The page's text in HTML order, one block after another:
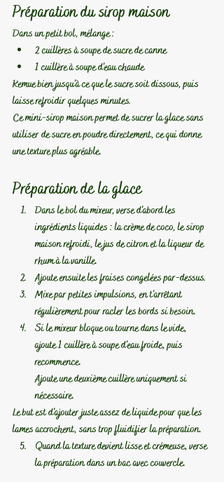
Préparation du sirop maison
Dans un petit bol, mélange :
2 cuillères à soupe de sucre de canne
1 cuillère à soupe d’eau chaude
Remue bien jusqu’à ce que le sucre soit dissous, puis
laisse refroidir quelques minutes.
Ce mini-sirop maison permet de sucrer la glace sans
utiliser de sucre en poudre directement, ce qui donne
une texture plus agréable.
Préparation de la glace
Dans le bol du mixeur, verse d’abord les
ingrédients liquides : la crème de coco, le sirop
maison refroidi, le jus de citron et la liqueur de
rhum à la vanille.
Ajoute ensuite les fraises congelées par-dessus.
Mixe par petites impulsions, en t’arrêtant
régulièrement pour racler les bords si besoin.
Si le mixeur bloque ou tourne dans le vide,
ajoute 1 cuillère à soupe d’eau froide, puis
recommence.
Ajoute une deuxième cuillère uniquement si
nécessaire.
Le but est d’ajouter juste assez de liquide pour que les
lames accrochent, sans trop fluidifier la préparation.
Quand la texture devient lisse et crémeuse, verse
la préparation dans un bac avec couvercle.